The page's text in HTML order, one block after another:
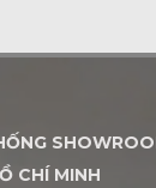
CHÍ MINH